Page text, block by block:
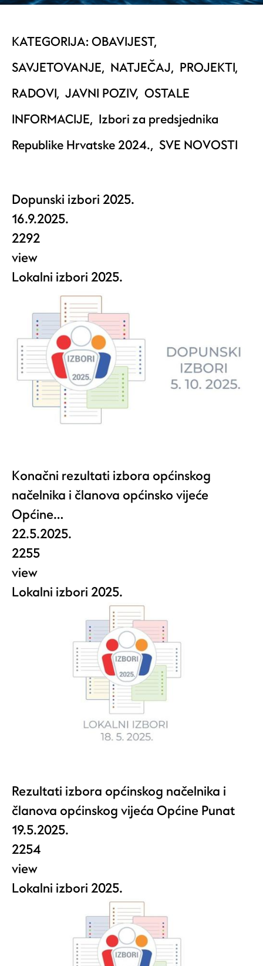
KATEGORIJA: OBAVIJEST,
SAVJETOVANJE, NATJEČAJ, PROJEKTI,
RADOVI, JAVNI POZIV, OSTALE
INFORMACIJE, Izbori za predsjednika
Republike Hrvatske 2024., SVE NOVOSTI
Dopunski izbori 2025.
16.9.2025.
2292
view
Lokalni izbori 2025.
Konačni rezultati izbora općinskog
načelnika i članova općinsko vijeće
Općine…
22.5.2025.
2255
view
Lokalni izbori 2025.
Rezultati izbora općinskog načelnika i
članova općinskog vijeća Općine Punat
19.5.2025.
2254
view
Lokalni izbori 2025.